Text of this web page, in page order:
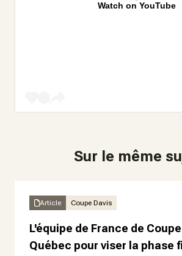
Watch on YouTube
Sur le même
Article Coupe Davis
L'équipe de France de
Québec pour viser la phase